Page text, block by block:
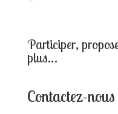
Participer,
plus…
Contactez-nous